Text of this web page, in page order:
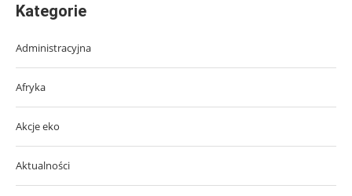
Kategorie
Administracyjna
Afryka
Akcje eko
Aktualności